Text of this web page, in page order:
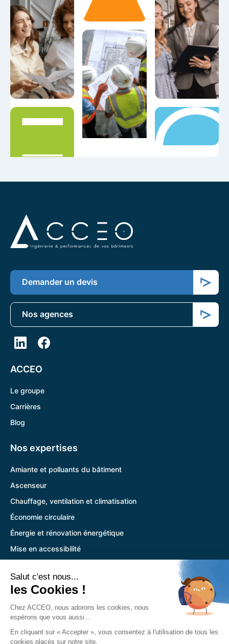
Demander un devis
Nos agences
ACCEO
Le groupe
Carrières
Blog
Nos expertises
Amiante et polluants du bâtiment
Ascenseur
Chauffage, ventilation et climatisation
Économie circulaire
Énergie et rénovation énergétique
Mise en accessibilité
Structure et infrastructures
Pour vous
Pandora